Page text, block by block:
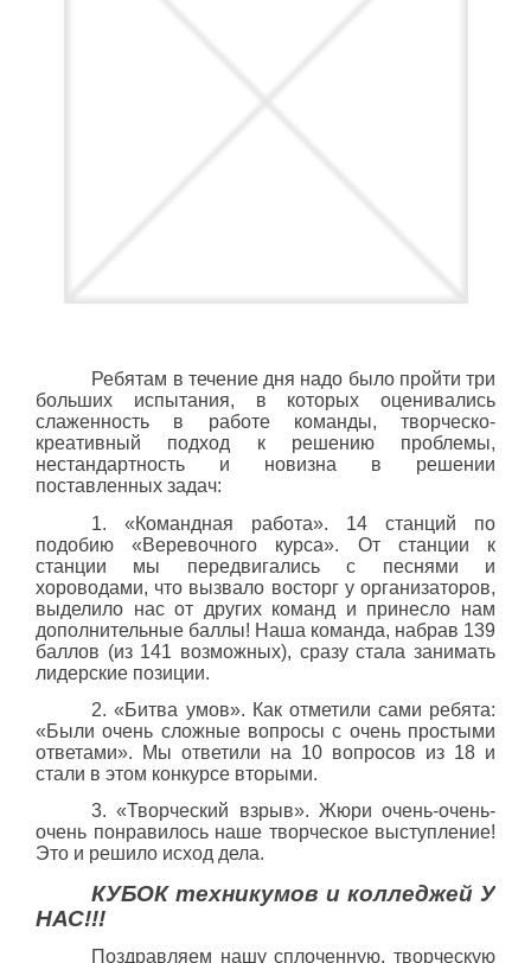
Ребятам в течение дня надо было пройти три
больших испытания, в которых оценивались
слаженность в работе команды, творческо-
креативный подход к решению проблемы,
нестандартность и новизна в решении
поставленных задач:
1. «Командная работа». 14 станций по
подобию «Веревочного курса». От станции к
станции мы передвигались с песнями и
хороводами, что вызвало восторг у организаторов,
выделило нас от других команд и принесло нам
дополнительные баллы! Наша команда, набрав 139
баллов (из 141 возможных), сразу стала занимать
лидерские позиции.
2. «Битва умов». Как отметили сами ребята:
«Были очень сложные вопросы с очень простыми
ответами». Мы ответили на 10 вопросов из 18 и
стали в этом конкурсе вторыми.
3. «Творческий взрыв». Жюри очень-очень-
очень понравилось наше творческое выступление!
Это и решило исход дела.
КУБОК техникумов и колледжей У
НАС!!!
Поздравляем нашу сплоченную, творческую